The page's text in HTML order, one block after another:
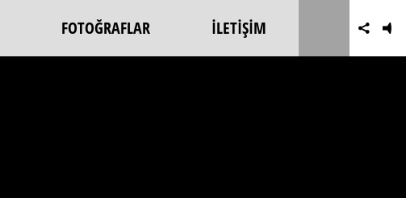
FOTOĞRAFLAR İLETİŞİM